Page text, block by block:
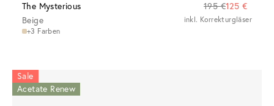
The Mysterious 195 €125 €
Beige
+3 Farben
inkl. Korrekturgläser
Sale
Acetate Renew